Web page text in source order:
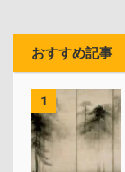
おすすめ記事
1